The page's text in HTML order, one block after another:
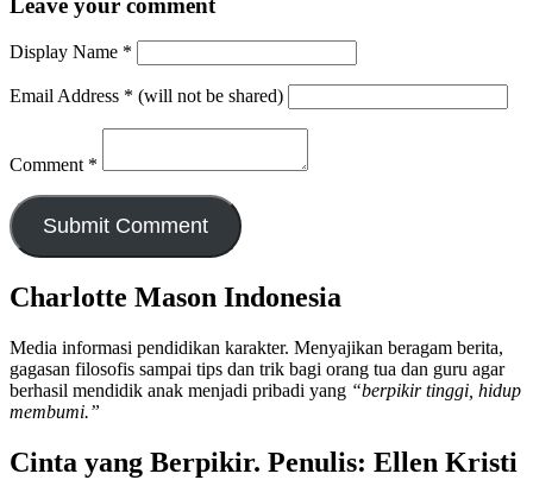
Leave your comment
Display Name *
Email Address * (will not be shared)
Comment *
Charlotte Mason Indonesia
Media informasi pendidikan karakter. Menyajikan beragam berita,
gagasan filosofis sampai tips dan trik bagi orang tua dan guru agar
berhasil mendidik anak menjadi pribadi yang “berpikir tinggi, hidup
membumi.”
Cinta yang Berpikir. Penulis: Ellen Kristi